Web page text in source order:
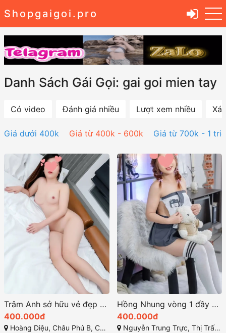
Shopgaigoi.pro
Danh Sách Gái Gọi: gai goi mien tay
Có video Đánh giá nhiều Lượt xem nhiều
Giá dưới 400k Giá từ 400k - 600k Giá từ 700k - 1
Trâm Anh sở hữu vẻ đẹp đầy cuốn hút với nụ cười duyên dáng
400.000đ
Hoàng Diệu, Châu Phú B, Châu Đốc, An Giang
Hồng Nhung vòng 1 đầy đặn và bờ mông tròn trịa săn chắc
400.000đ
Nguyễn Trung Trực, Thị Trấn Bến Lức, Bến Lức, Long An